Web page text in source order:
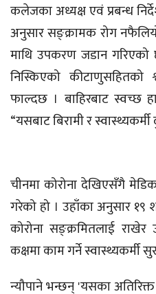
कलेजका अध्यक्ष एवं प्रबन्ध
अनुसार सङ्क्रामक रोग
माथि उपकरण जडान
निस्किएको कीटाणुसहितको
फाल्दछ । बाहिरबाट स्वच्छ
“यसबाट बिरामी र
चीनमा कोरोना देखिएसँगै
गरेको हो । उहाँका अनुसार १९
कोरोना सङ्क्रमितलाई
कक्षमा काम गर्ने स्वास्थ्यकर्मी
न्यौपाने भन्छन् 'यसका